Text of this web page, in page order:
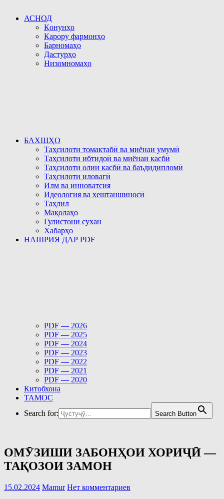
АСНОД
Қонунҳо
Қарору фармонҳо
Барномаҳо
Дастурҳо
Низомномаҳо
БАХШҲО
Таҳсилоти томактабӣ ва миёнаи умумӣ
Таҳсилоти ибтидоӣ ва миёнаи касбӣ
Таҳсилоти олии касбӣ ва баъдидипломӣ
Таҳсилоти иловагӣ
Илм ва инноватсия
Идеология ва хештаншиносӣ
Таҳлил
Мақолаҳо
Гулистони сухан
Хабарҳо
НАШРИЯ ДАР PDF
PDF — 2026
PDF — 2025
PDF — 2024
PDF — 2023
PDF — 2022
PDF — 2021
PDF — 2020
Китобхона
ТАМОС
Search for:
Search Button
ОМӮЗИШИ ЗАБОНҲОИ ХОРИҶӢ —
ТАҚОЗОИ ЗАМОН
15.02.2024 Mamur Нет комментариев